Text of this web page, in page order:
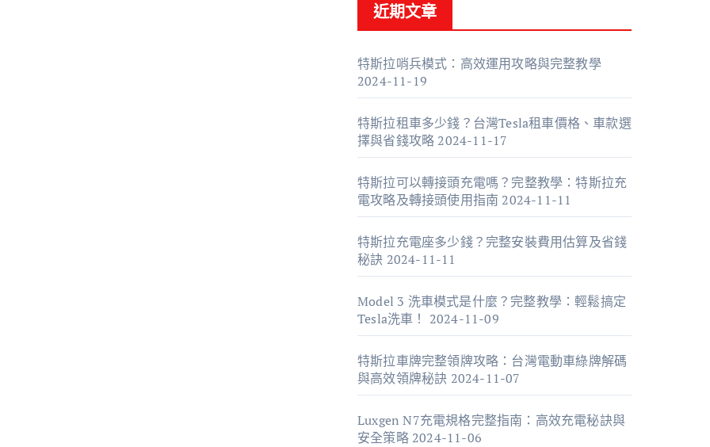
近期文章
特斯拉哨兵模式：高效運用攻略與完整教學
2024-11-19
特斯拉租車多少錢？台灣Tesla租車價格、車款選
擇與省錢攻略 2024-11-17
特斯拉可以轉接頭充電嗎？完整教學：特斯拉充
電攻略及轉接頭使用指南 2024-11-11
特斯拉充電座多少錢？完整安裝費用估算及省錢
秘訣 2024-11-11
Model 3 洗車模式是什麼？完整教學：輕鬆搞定
Tesla洗車！ 2024-11-09
特斯拉車牌完整領牌攻略：台灣電動車綠牌解碼
與高效領牌秘訣 2024-11-07
Luxgen N7充電規格完整指南：高效充電秘訣與
安全策略 2024-11-06